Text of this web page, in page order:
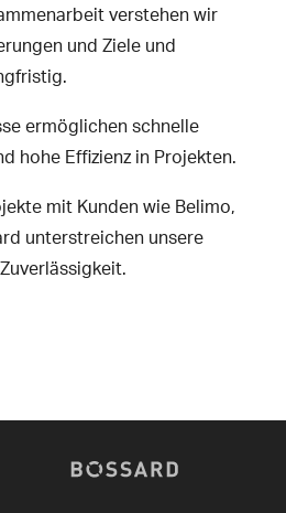
verstehen wir
und Ziele und
ermöglichen schnelle
hohe Effizienz in Projekten.
mit Kunden wie Belimo,
unterstreichen unsere